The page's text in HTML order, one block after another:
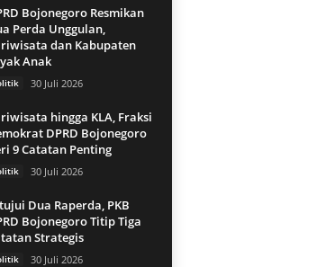
Bojonegoro Resmikan
Perda Unggulan,
dan Kabupaten
Anak
30 Juli 2026
hingga KLA, Fraksi
DPRD Bojonegoro
9 Catatan Penting
30 Juli 2026
Dua Raperda, PKB
Bojonegoro Titip Tiga
Strategis
30 Juli 2026